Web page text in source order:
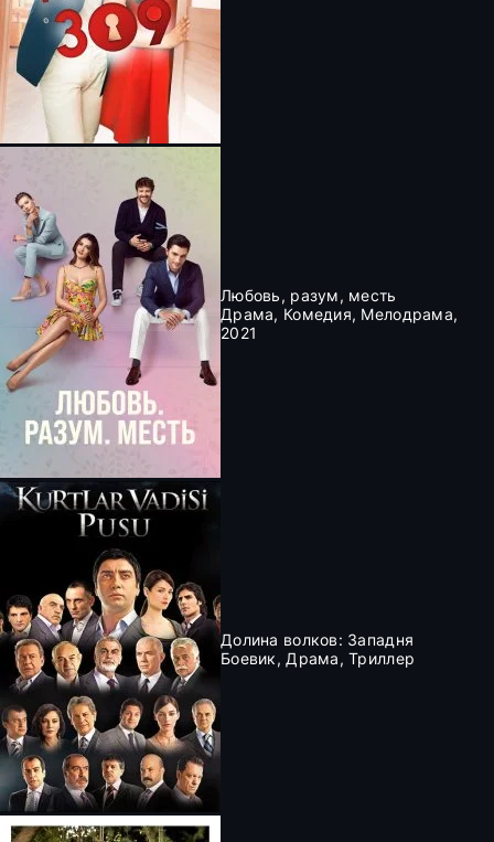
Любовь, разум, месть
Драма, Комедия, Мелодрама,
2021
Долина волков: Западня
Боевик, Драма, Триллер